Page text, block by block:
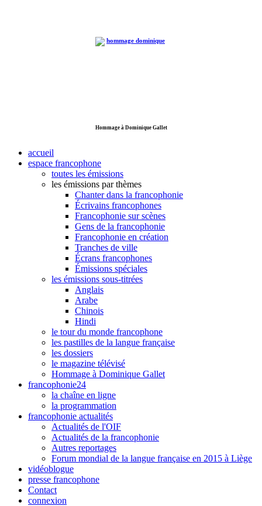
Hommage à Dominique Gallet
accueil
espace francophone
toutes les émissions
les émissions par thèmes
Chanter dans la francophonie
Écrivains francophones
Francophonie sur scènes
Gens de la francophonie
Francophonie en création
Tranches de ville
Écrans francophones
Émissions spéciales
les émissions sous-titrées
Anglais
Arabe
Chinois
Hindi
le tour du monde francophone
les pastilles de la langue française
les dossiers
le magazine télévisé
Hommage à Dominique Gallet
francophonie24
la chaîne en ligne
la programmation
francophonie actualités
Actualités de l'OIF
Actualités de la francophonie
Autres reportages
Forum mondial de la langue française en 2015 à Liège
vidéoblogue
presse francophone
Contact
connexion